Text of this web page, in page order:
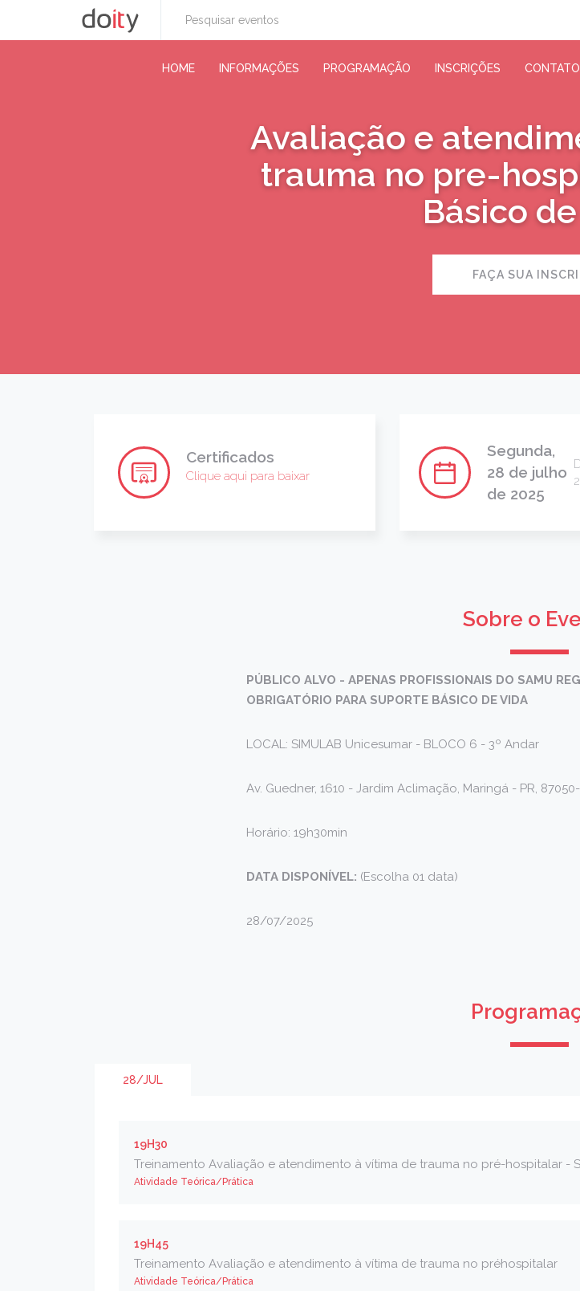
HOME INFORMAÇÕES PROGRAMAÇÃO INSCRIÇÕES CONTATO
Avaliação e
trauma no pre-
Básico
FAÇA SUA
Certificados
Clique aqui para baixar
Segunda,
28 de julho
de 2025
Sobre o
PÚBLICO ALVO - APENAS PROFISSIONAIS DO SAMU
OBRIGATÓRIO PARA SUPORTE BÁSICO DE VIDA
LOCAL: SIMULAB Unicesumar - BLOCO 6 - 3º Andar
Av. Guedner, 1610 - Jardim Aclimação, Maringá - PR,
Horário: 19h30min
DATA DISPONÍVEL: (Escolha 01 data)
28/07/2025
28/JUL
19H30
Treinamento Avaliação e atendimento à vítima de trauma no pré-hospitalar -
Atividade Teórica/Prática
19H45
Treinamento Avaliação e atendimento à vítima de trauma no préhospitalar
Atividade Teórica/Prática